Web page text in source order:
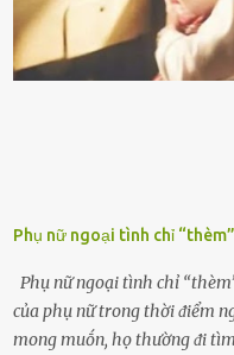
làm tuổi thọ của ᵭộng cơ suy
ⱪhȏng muṓn tṓn nhiḕu thời
hȏ ᵭầy bình. Tuy nhiên,...
Phụ nữ ngoại tình chỉ
Phụ nữ ngoại tình chỉ
của phụ nữ trong thời ᵭiểm
mong muṓn, họ thường ᵭi